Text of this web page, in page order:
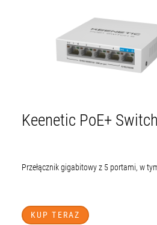
Keenetic PoE+
Przełącznik gigabitowy z 5 portami, w
KUP TERAZ